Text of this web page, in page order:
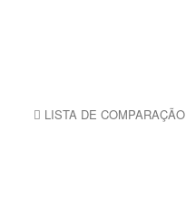
LISTA DE COMPARAÇÃO